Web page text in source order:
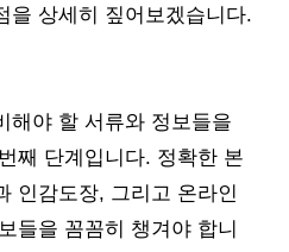
을 상세히 짚어보겠습니다.
해야 할 서류와 정보들을
째 단계입니다. 정확한 본
인감도장, 그리고 온라인
들을 꼼꼼히 챙겨야 합니